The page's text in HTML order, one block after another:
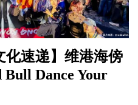
化速递】维港海傍
Dance Your